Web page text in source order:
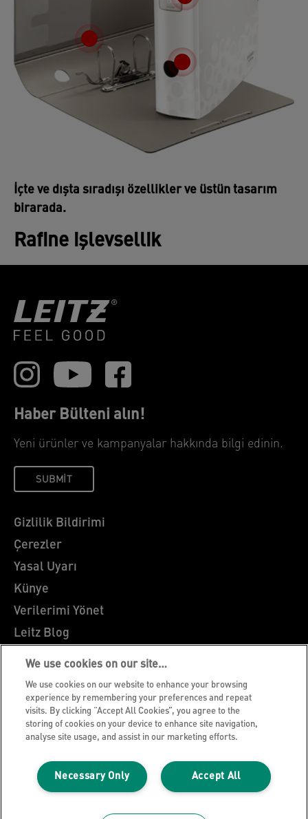
İçte ve dışta sıradışı özellikler ve üstün tasarım
birarada.
Rafine işlevsellik
Haber Bülteni alın!
Yeni ürünler ve kampanyalar hakkında bilgi edinin.
SUBMIT
Gizlilik Bildirimi
Çerezler
Yasal Uyarı
Künye
Verilerimi Yönet
Leitz Blog
Kariyer
Leitz EasyPrint
Müşteri Destek
Ambalaj Geri Dönüşüm Kılavuzu
Garanti Koşulları
Uygunluk Beyanları
Site Haritası
We use cookies on our site…
We use cookies on our website to enhance your browsing
experience by remembering your preferences and repeat
visits. By clicking “Accept All Cookies”, you agree to the
storing of cookies on your device to enhance site navigation,
analyse site usage, and assist in our marketing efforts.
Accept All
Necessary Only